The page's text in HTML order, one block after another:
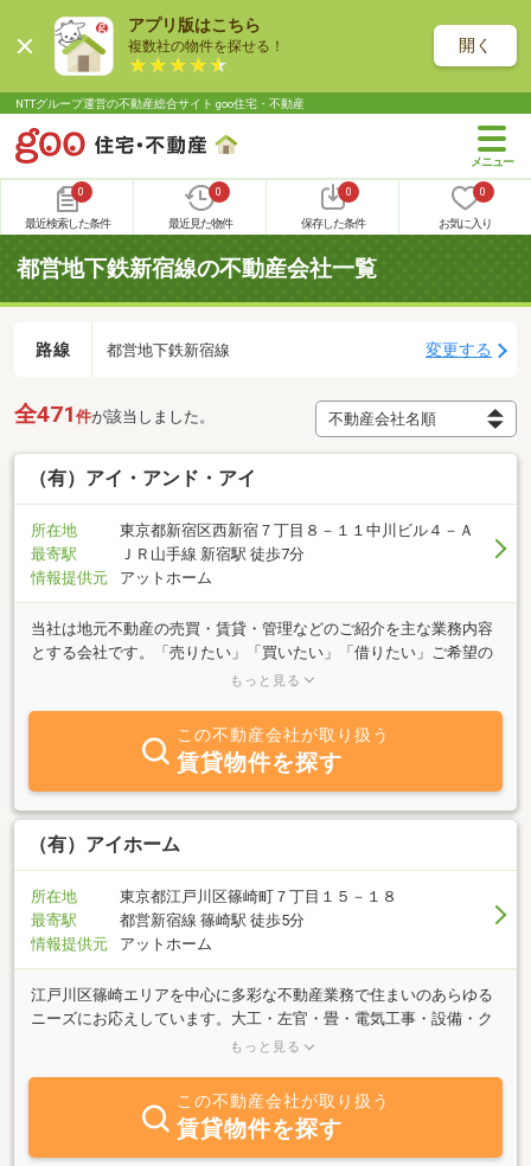
アプリ版はこちら
複数社の物件を探せる！ 開く
NTTグループ運営の不動産総合サイト goo住宅・不動産
0
最近検索した条件
0
最近見た物件
0
保存した条件
0
お気に入り
都営地下鉄新宿線の不動産会社一覧
路線 都営地下鉄新宿線 変更する
全471 件が該当しました。
（有）アイ・アンド・アイ
所在地
東京都新宿区西新宿７丁目８－１１中川ビル４－Ａ
最寄駅
ＪＲ山手線 新宿駅 徒歩7分
情報提供元
アットホーム
当社は地元不動産の売買・賃貸・管理などのご紹介を主な業務内容
とする会社です。「売りたい」「買いたい」「借りたい」ご希望の
方は、不動産に関する質問はどんなことでもお気軽にご相談くださ
掛けております。特に新宿区エリアはぜひ、当社へご相談くださ
もっと見る
この不動産会社が取り扱う
賃貸物件を探す
（有）アイホーム
所在地
東京都江戸川区篠崎町７丁目１５－１８
最寄駅
都営新宿線 篠崎駅 徒歩5分
情報提供元
アットホーム
江戸川区篠崎エリアを中心に多彩な不動産業務で住まいのあらゆる
ニーズにお応えしています。大工・左官・畳・電気工事・設備・ク
ロス・塗装・屋根・外構工事など住宅に関わる職人が揃っています
談は全てお任せ下さい。ご不明な点など何でもお気軽にアイホーム
にご相談下さい！
もっと見る
この不動産会社が取り扱う
賃貸物件を探す